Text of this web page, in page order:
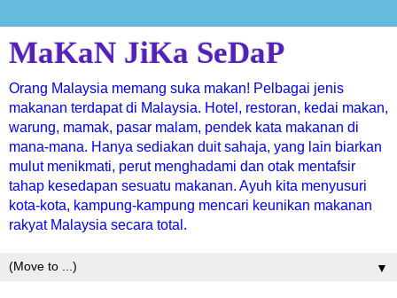
MaKaN JiKa SeDaP
Orang Malaysia memang suka makan! Pelbagai jenis
makanan terdapat di Malaysia. Hotel, restoran, kedai makan,
warung, mamak, pasar malam, pendek kata makanan di
mana-mana. Hanya sediakan duit sahaja, yang lain biarkan
mulut menikmati, perut menghadami dan otak mentafsir
tahap kesedapan sesuatu makanan. Ayuh kita menyusuri
kota-kota, kampung-kampung mencari keunikan makanan
rakyat Malaysia secara total.
▼